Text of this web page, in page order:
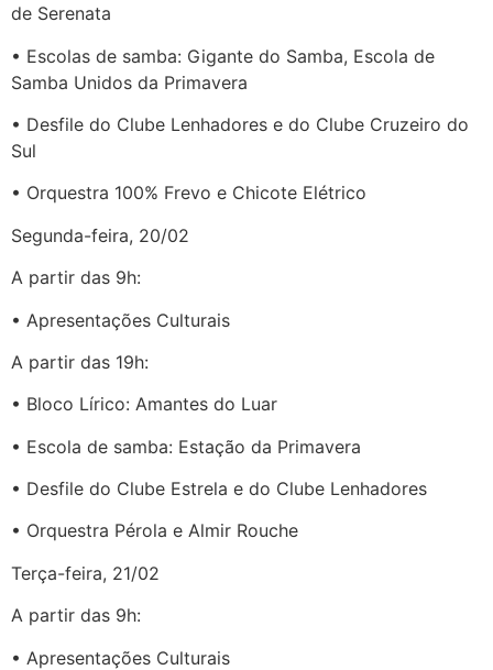
de Serenata
• Escolas de samba: Gigante do Samba, Escola de
Samba Unidos da Primavera
• Desfile do Clube Lenhadores e do Clube Cruzeiro do
Sul
• Orquestra 100% Frevo e Chicote Elétrico
Segunda-feira, 20/02
A partir das 9h:
• Apresentações Culturais
A partir das 19h:
• Bloco Lírico: Amantes do Luar
• Escola de samba: Estação da Primavera
• Desfile do Clube Estrela e do Clube Lenhadores
• Orquestra Pérola e Almir Rouche
Terça-feira, 21/02
A partir das 9h:
• Apresentações Culturais